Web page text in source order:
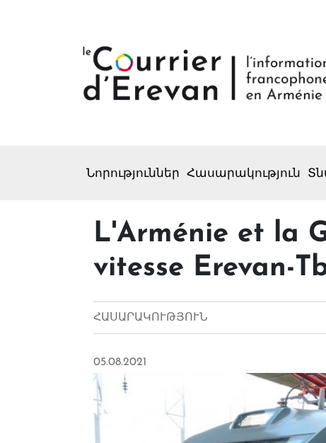
Նորություններ Հասարակություն
L'Arménie et la
vitesse Erevan-
ՀԱՍԱՐԱԿՈՒԹՅՈՒՆ
05.08.2021